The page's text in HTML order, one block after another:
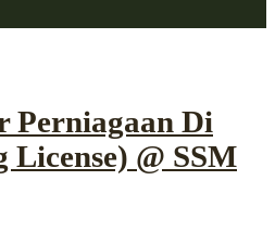
Perniagaan Di
License) @ SSM